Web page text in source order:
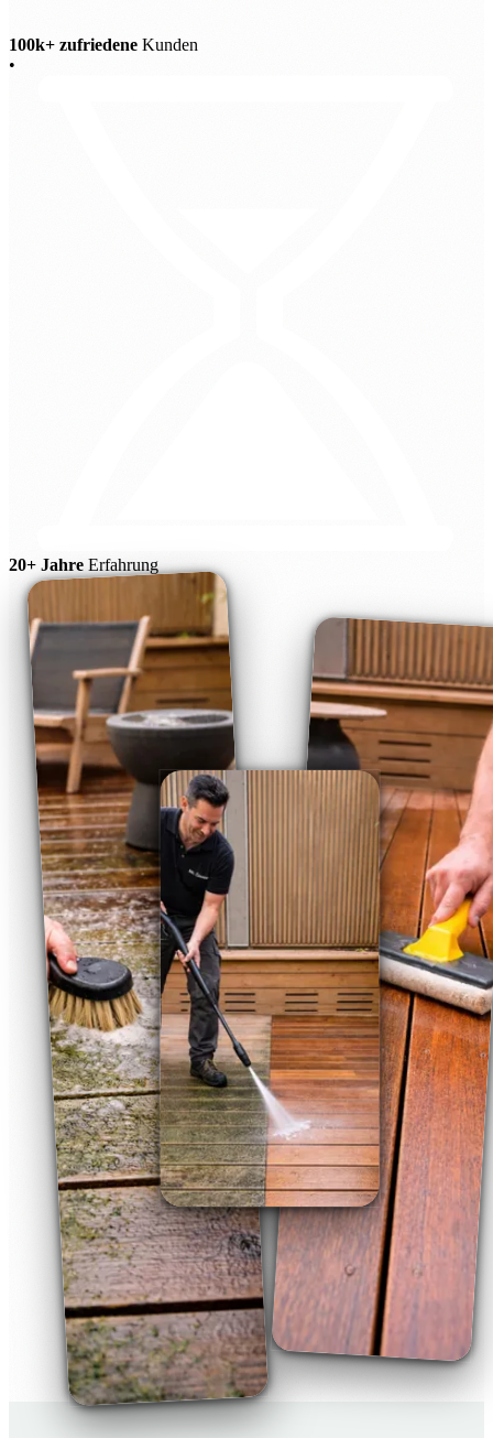
100k+ zufriedene Kunden
•
20+ Jahre Erfahrung